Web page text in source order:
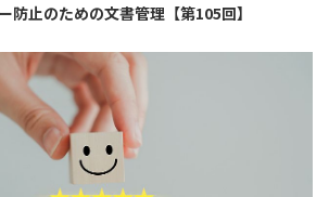
防止のための文書管理【第105回】